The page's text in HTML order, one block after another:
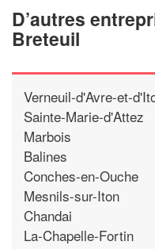
D’autres
Breteuil
Verneuil-d'Avre-et-
Sainte-Marie-d'Attez
Marbois
Balines
Conches-en-Ouche
Mesnils-sur-Iton
Chandai
La-Chapelle-Fortin